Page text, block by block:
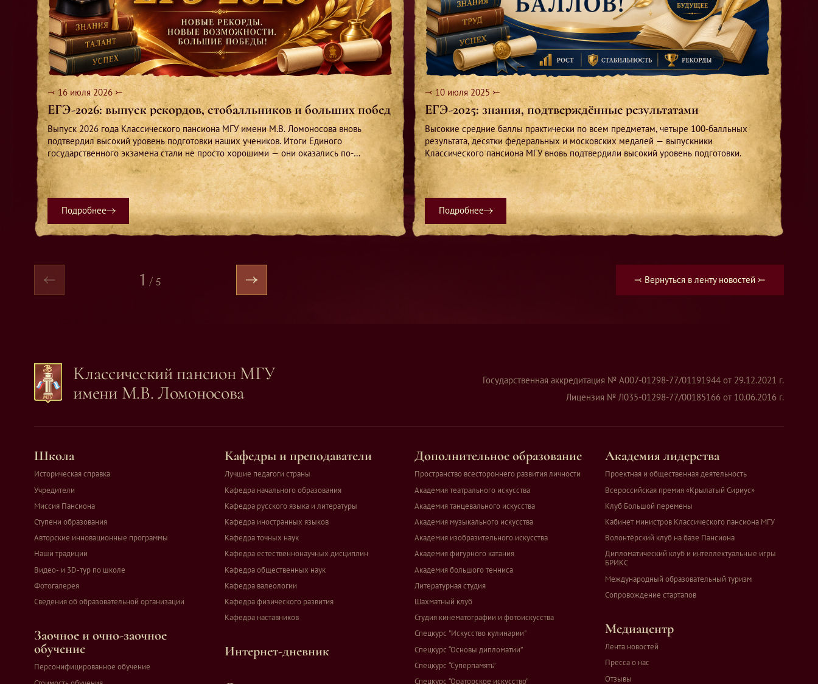
⤙ 16 июля 2026 ⤚
ЕГЭ-2026: выпуск рекордов, стобалльников и больших побед
Выпуск 2026 года Классического пансиона МГУ имени М.В. Ломоносова вновь
подтвердил высокий уровень подготовки наших учеников. Итоги Единого
государственного экзамена стали не просто хорошими — они оказались по-
настоящему выдающимися.
Подробнее
⤙ 10 июля 2025 ⤚
ЕГЭ-2025: знания, подтверждённые результатами
Высокие средние баллы практически по всем предметам, четыре 100-балльных
результата, десятки федеральных и московских медалей — выпускники
Классического пансиона МГУ вновь подтвердили высокий уровень подготовки.
Подробнее
1 /5 ⤙ Вернуться в ленту новостей ⤚
Классический пансион МГУ
имени М.В. Ломоносова
Государственная аккредитация № А007-01298-77/01191944 от 29.12.2021 г.
Лицензия № Л035-01298-77/00185166 от 10.06.2016 г.
Школа
Историческая справка
Учредители
Миссия Пансиона
Ступени образования
Авторские инновационные программы
Наши традиции
Видео- и 3D-тур по школе
Фотогалерея
Сведения об образовательной организации
Заочное и очно-заочное
обучение
Персонифицированное обучение
Кафедры и преподаватели
Лучшие педагоги страны
Кафедра начального образования
Кафедра русского языка и литературы
Кафедра иностранных языков
Кафедра точных наук
Кафедра естественнонаучных дисциплин
Кафедра общественных наук
Кафедра валеологии
Кафедра физического развития
Кафедра наставников
Интернет-дневник
Дополнительное образование
Пространство всестороннего развития личности
Академия театрального искусства
Академия танцевального искусства
Академия музыкального искусства
Академия изобразительного искусства
Академия фигурного катания
Академия большого тенниса
Литературная студия
Шахматный клуб
Студия кинематографии и фотоискусства
Спецкурс "Искусство кулинарии"
Спецкурс “Основы дипломатии”
Спецкурс “Суперпамять”
Спецкурс “Ораторское искусство”
Академия лидерства
Проектная и общественная деятельность
Всероссийская премия «Крылатый Сириус»
Клуб Большой перемены
Кабинет министров Классического пансиона МГУ
Волонтёрский клуб на базе Пансиона
Дипломатический клуб и интеллектуальные игры
БРИКС
Международный образовательный туризм
Сопровождение стартапов
Медиацентр
Лента новостей
Пресса о нас
Отзывы